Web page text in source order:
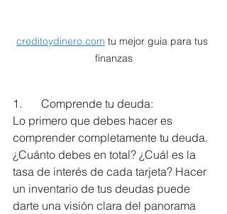
creditoydinero.com tu mejor guia para tus
finanzas
1.	Comprende tu deuda:
Lo primero que debes hacer es
comprender completamente tu deuda.
¿Cuánto debes en total? ¿Cuál es la
tasa de interés de cada tarjeta? Hacer
un inventario de tus deudas puede
darte una visión clara del panorama